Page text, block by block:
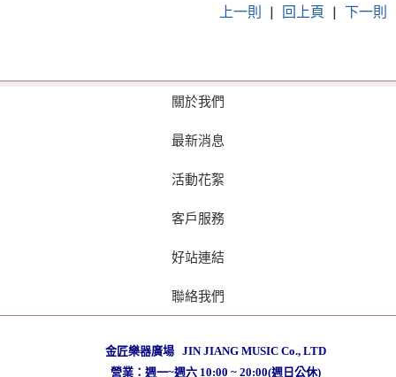
上一則 | 回上頁 | 下一則
關於我們
最新消息
活動花絮
客戶服務
好站連結
聯絡我們
金匠樂器廣場 JIN JIANG MUSIC Co., LTD
營業：週一~週六 10:00 ~ 20:00(週日公休)